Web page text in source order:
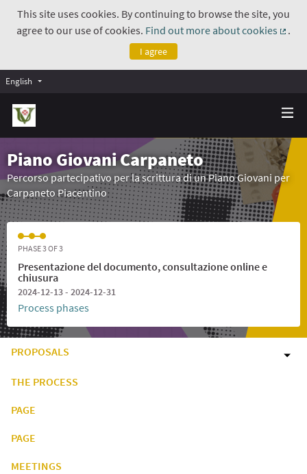
This site uses cookies. By continuing to browse the site, you
agree to our use of cookies. Find out more about cookies
.
I agree
English
Piano Giovani Carpaneto
Percorso partecipativo per la scrittura di un Piano Giovani per
Carpaneto Piacentino
PHASE 3 OF 3
Presentazione del documento, consultazione online e
chiusura
2024-12-13 - 2024-12-31
Process phases
PROPOSALS
THE PROCESS
PAGE
PAGE
MEETINGS